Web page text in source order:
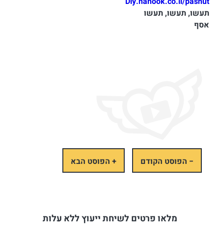
תעשו, תעשו, תעשו
אסף
− הפוסט הקודם + הפוסט הבא
מלאו פרטים לשיחת ייעוץ ללא עלות